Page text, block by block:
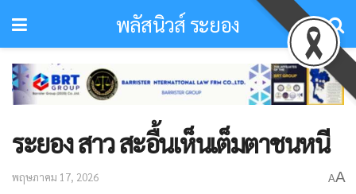
พลัสนิวส์ ระยอง
ระยอง สาว สะอื้นเห็นเต็มตาชนหนี
พฤษภาคม 17, 2026 AA